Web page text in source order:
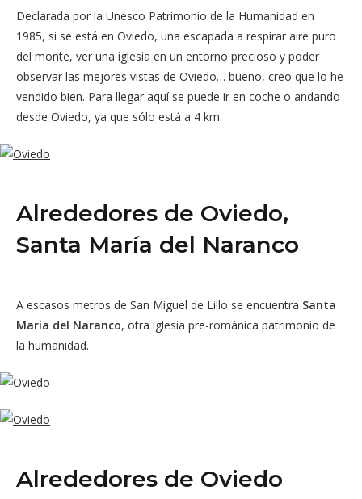
Declarada por la Unesco Patrimonio de la Humanidad en
1985, si se está en Oviedo, una escapada a respirar aire puro
del monte, ver una iglesia en un entorno precioso y poder
observar las mejores vistas de Oviedo… bueno, creo que lo he
vendido bien. Para llegar aquí se puede ir en coche o andando
desde Oviedo, ya que sólo está a 4 km.
Alrededores de Oviedo,
Santa María del Naranco
A escasos metros de San Miguel de Lillo se encuentra Santa
María del Naranco, otra iglesia pre-románica patrimonio de
la humanidad.
Alrededores de Oviedo